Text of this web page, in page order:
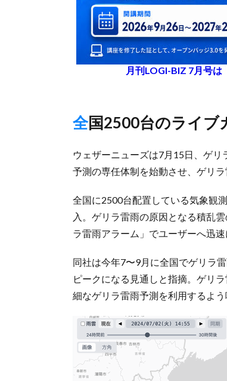
月刊LOGI-BIZ 7月号
全国2500台のライ
ウェザーニューズは7月15日、ゲ
予測の専任体制を始動させ、ゲリ
全国に2500台配置している気象観
入。ゲリラ雷雨の原因となる積乱
ラ雷雨アラーム」でユーザーへ迅速
同社は今年7〜9月に全国でゲリラ
ピークになる見通しと指摘。ゲリ
細なゲリラ雷雨予測を利用するよう